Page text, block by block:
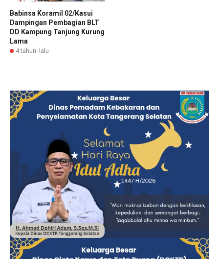
Babinsa Koramil 02/Kasui
Dampingan Pembagian BLT
DD Kampung Tanjung Kurung
Lama
4 tahun lalu